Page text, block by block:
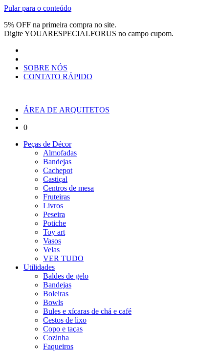
Pular para o conteúdo
5% OFF na primeira compra no site.
DigiteYOUARESPECIALFORUS no campo cupom.
SOBRE NÓS
CONTATO RÁPIDO
ÁREA DE ARQUITETOS
0
Peças de Décor
Almofadas
Bandejas
Cachepot
Castiçal
Centros de mesa
Fruteiras
Livros
Peseira
Potiche
Toy art
Vasos
Velas
VER TUDO
Utilidades
Baldes de gelo
Bandejas
Boleiras
Bowls
Bules e xícaras de chá e café
Cestos de lixo
Copo e taças
Cozinha
Faqueiros